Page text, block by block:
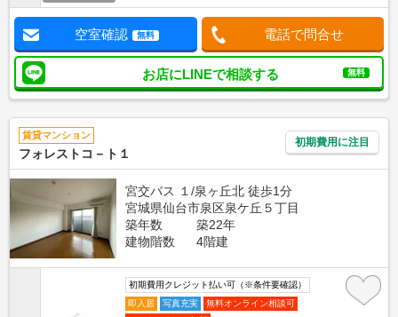
空室確認 無料 電話で問合せ
お店にLINEで相談する 無料
賃貸マンション
フォレストコ－ト１
初期費用に注目
宮交バス １/泉ヶ丘北 徒歩1分
宮城県仙台市泉区泉ケ丘５丁目
築年数
築22年
建物階数
4階建
初期費用クレジット払い可（※条件要確認）
即入居
写真充実
無料オンライン相談可